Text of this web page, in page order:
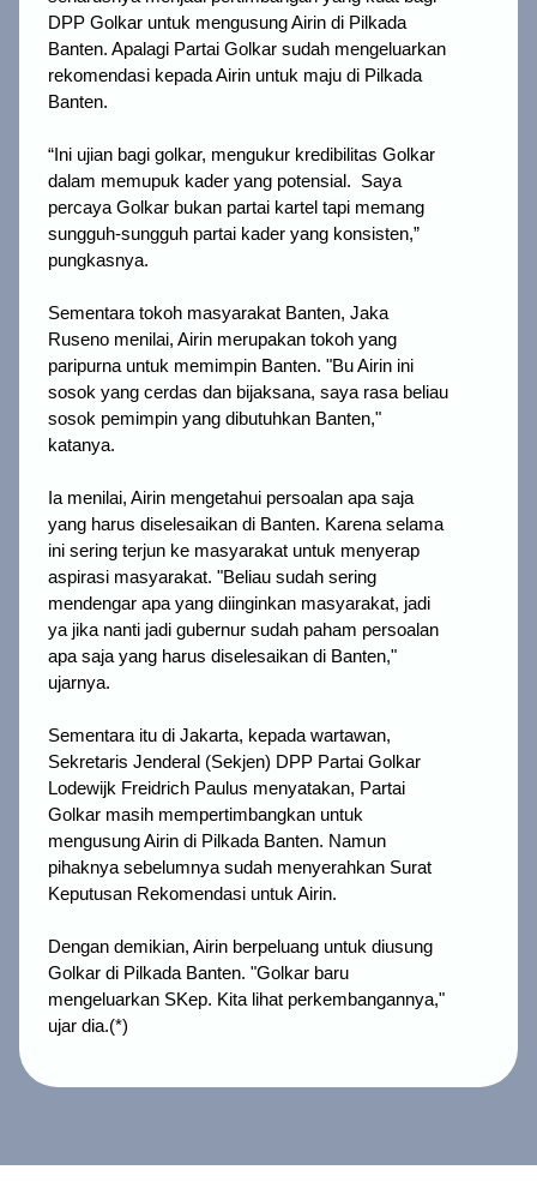
DPP Golkar untuk mengusung Airin di Pilkada
Banten. Apalagi Partai Golkar sudah mengeluarkan
rekomendasi kepada Airin untuk maju di Pilkada
Banten.
“Ini ujian bagi golkar, mengukur kredibilitas Golkar
dalam memupuk kader yang potensial. Saya
percaya Golkar bukan partai kartel tapi memang
sungguh-sungguh partai kader yang konsisten,”
pungkasnya.
Sementara tokoh masyarakat Banten, Jaka
Ruseno menilai, Airin merupakan tokoh yang
paripurna untuk memimpin Banten. "Bu Airin ini
sosok yang cerdas dan bijaksana, saya rasa beliau
sosok pemimpin yang dibutuhkan Banten,"
katanya.
Ia menilai, Airin mengetahui persoalan apa saja
yang harus diselesaikan di Banten. Karena selama
ini sering terjun ke masyarakat untuk menyerap
aspirasi masyarakat. "Beliau sudah sering
mendengar apa yang diinginkan masyarakat, jadi
ya jika nanti jadi gubernur sudah paham persoalan
apa saja yang harus diselesaikan di Banten,"
ujarnya.
Sementara itu di Jakarta, kepada wartawan,
Sekretaris Jenderal (Sekjen) DPP Partai Golkar
Lodewijk Freidrich Paulus menyatakan, Partai
Golkar masih mempertimbangkan untuk
mengusung Airin di Pilkada Banten. Namun
pihaknya sebelumnya sudah menyerahkan Surat
Keputusan Rekomendasi untuk Airin.
Dengan demikian, Airin berpeluang untuk diusung
Golkar di Pilkada Banten. "Golkar baru
mengeluarkan SKep. Kita lihat perkembangannya,"
ujar dia.(*)